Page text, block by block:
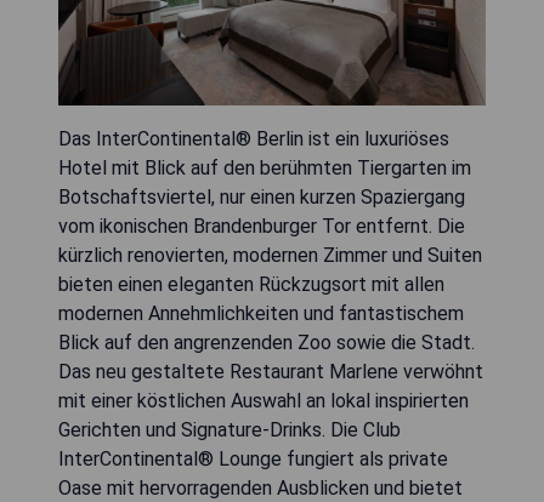
Das InterContinental® Berlin ist ein luxuriöses
Hotel mit Blick auf den berühmten Tiergarten im
Botschaftsviertel, nur einen kurzen Spaziergang
vom ikonischen Brandenburger Tor entfernt. Die
kürzlich renovierten, modernen Zimmer und Suiten
bieten einen eleganten Rückzugsort mit allen
modernen Annehmlichkeiten und fantastischem
Blick auf den angrenzenden Zoo sowie die Stadt.
Das neu gestaltete Restaurant Marlene verwöhnt
mit einer köstlichen Auswahl an lokal inspirierten
Gerichten und Signature-Drinks. Die Club
InterContinental® Lounge fungiert als private
Oase mit hervorragenden Ausblicken und bietet